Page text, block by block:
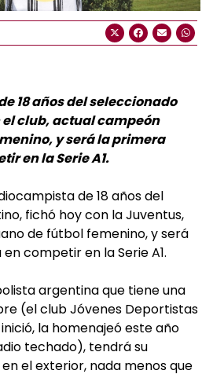
18 años del seleccionado
club, actual campeón
y será la primera
en la Serie A1.
de 18 años del
fichó hoy con la Juventus,
de fútbol femenino, y será
competir en la Serie A1.
argentina que tiene una
(el club Jóvenes Deportistas
la homenajeó este año
techado), tendrá su
el exterior, nada menos que